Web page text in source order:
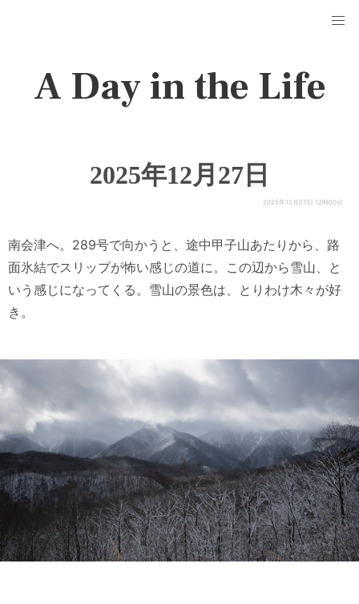
A Day in the Life
2025年12月27日
2025年12月27日 12時00分
南会津へ。289号で向かうと、途中甲子山あたりから、路
面氷結でスリップが怖い感じの道に。この辺から雪山、と
いう感じになってくる。雪山の景色は、とりわけ木々が好
き。